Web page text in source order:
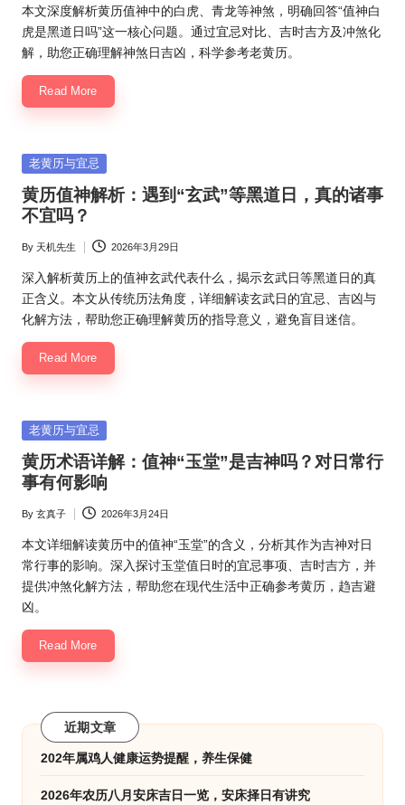
by
本文深度解析黄历值神中的白虎、青龙等神煞，明确回答“值神白
虎是黑道日吗”这一核心问题。通过宜忌对比、吉时吉方及冲煞化
解，助您正确理解神煞日吉凶，科学参考老黄历。
Read More
Posted
in
老黄历与宜忌
黄历值神解析：遇到“玄武”等黑道日，真的诸事
不宜吗？
Posted
by
By 天机先生 2026年3月29日
深入解析黄历上的值神玄武代表什么，揭示玄武日等黑道日的真
正含义。本文从传统历法角度，详细解读玄武日的宜忌、吉凶与
化解方法，帮助您正确理解黄历的指导意义，避免盲目迷信。
Read More
Posted
老黄历与宜忌
黄历术语详解：值神“玉堂”是吉神吗？对日常行
事有何影响
Posted
by
By 玄真子 2026年3月24日
本文详细解读黄历中的值神“玉堂”的含义，分析其作为吉神对日
常行事的影响。深入探讨玉堂值日时的宜忌事项、吉时吉方，并
提供冲煞化解方法，帮助您在现代生活中正确参考黄历，趋吉避
凶。
Read More
近期文章
202年属鸡人健康运势提醒，养生保健
2026年农历八月安床吉日一览，安床择日有讲究